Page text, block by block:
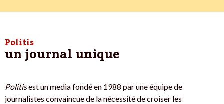
Politis
un journal unique
Politisest un media fondé en 1988 par une équipe de
journalistes convaincue de la nécessité de croiser les